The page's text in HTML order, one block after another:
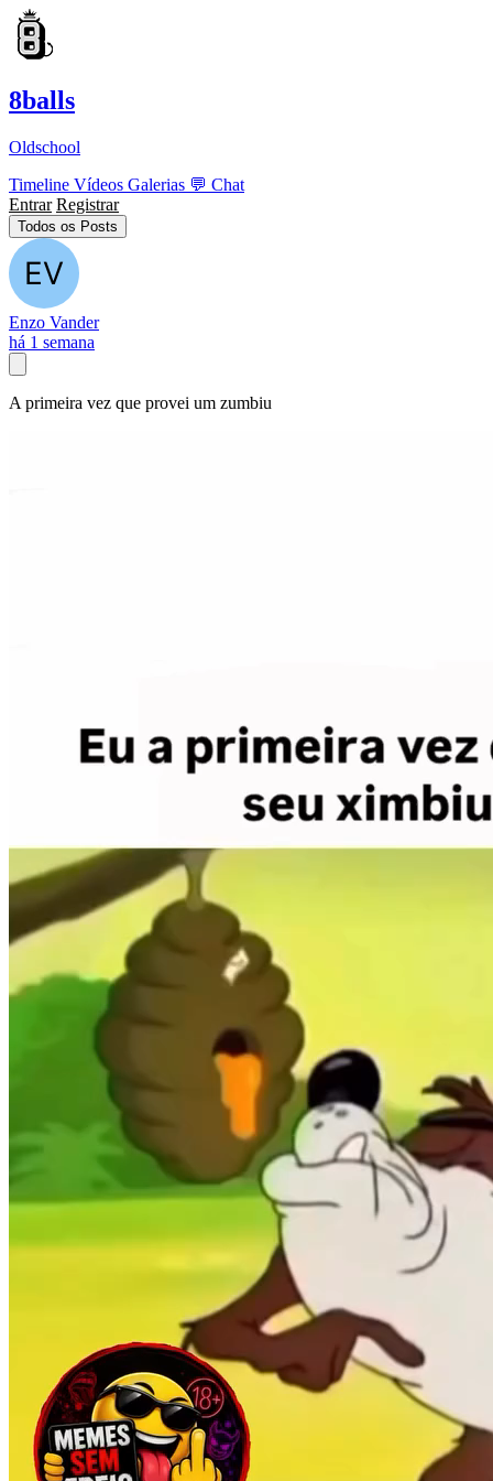
8balls
Oldschool
Timeline Vídeos Galerias 💬 Chat
Entrar Registrar
Todos os Posts
Enzo Vander
há 1 semana
A primeira vez que provei um zumbiu